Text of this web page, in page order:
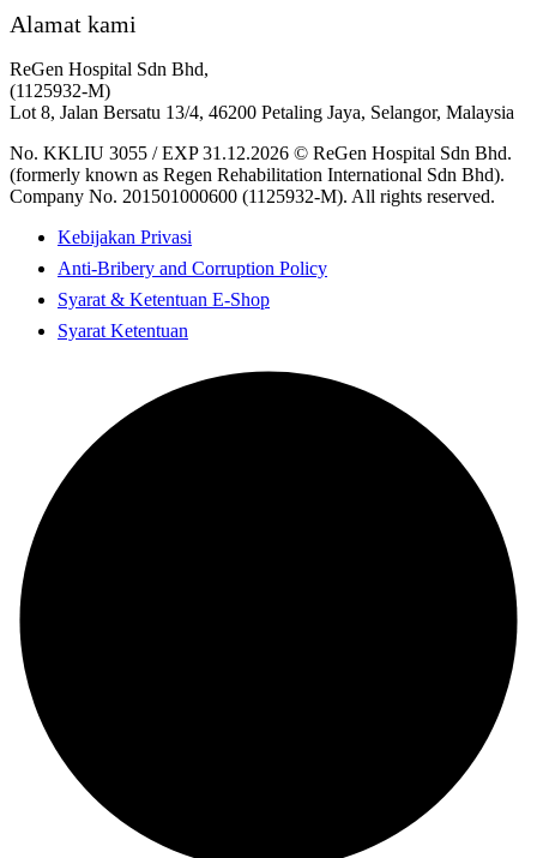
Alamat kami
ReGen Hospital Sdn Bhd,
(1125932-M)
Lot 8, Jalan Bersatu 13/4, 46200 Petaling Jaya, Selangor, Malaysia
No. KKLIU 3055 / EXP 31.12.2026 © ReGen Hospital Sdn Bhd.
(formerly known as Regen Rehabilitation International Sdn Bhd).
Company No. 201501000600 (1125932-M). All rights reserved.
Kebijakan Privasi
Anti-Bribery and Corruption Policy
Syarat & Ketentuan E-Shop
Syarat Ketentuan